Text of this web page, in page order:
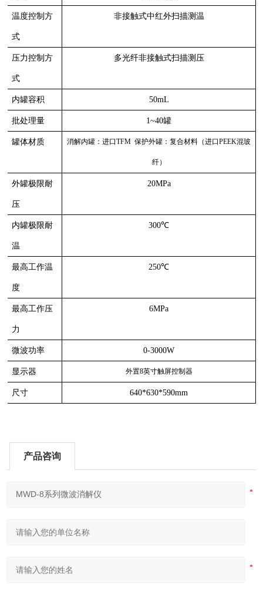
温度控制方
式
非接触式中红外扫描测温
压力控制方
式
多光纤非接触式扫描测压
内罐容积 50mL
批处理量 1~40罐
罐体材质 消解内罐：进口TFM 保护外罐：复合材料（进口PEEK混玻
纤）
外罐极限耐
压
20MPa
内罐极限耐
温
300℃
最高工作温
度
250℃
最高工作压
力
6MPa
微波功率 0-3000W
显示器 外置8英寸触屏控制器
尺寸 640*630*590mm
产品咨询